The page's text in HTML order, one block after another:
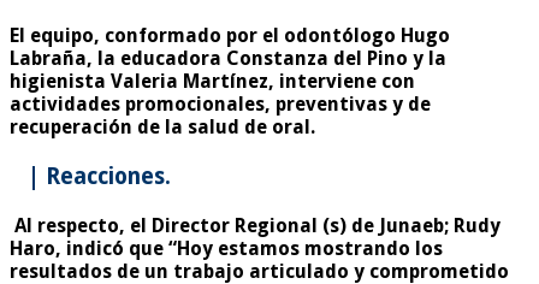
El equipo, conformado por el odontólogo Hugo
Labraña, la educadora Constanza del Pino y la
higienista Valeria Martínez, interviene con
actividades promocionales, preventivas y de
recuperación de la salud de oral.
| Reacciones.
Al respecto, el Director Regional (s) de Junaeb; Rudy
Haro, indicó que “Hoy estamos mostrando los
resultados de un trabajo articulado y comprometido